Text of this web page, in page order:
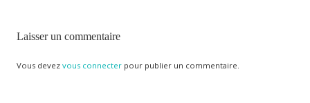
Laisser un commentaire
Vous devez vous connecterpour publier un commentaire.